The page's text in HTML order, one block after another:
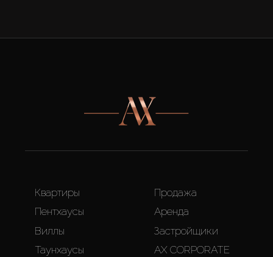
Квартиры
Пентхаусы
Виллы
Таунхаусы
Продажа
Аренда
Застройщики
AX CORPORATE